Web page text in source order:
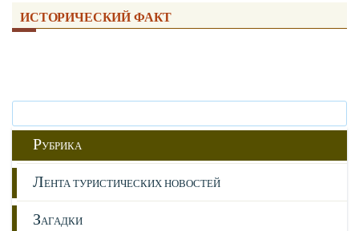
ИСТОРИЧЕСКИЙ ФАКТ
РУБРИКА
ЛЕНТА ТУРИСТИЧЕСКИХ НОВОСТЕЙ
ЗАГАДКИ